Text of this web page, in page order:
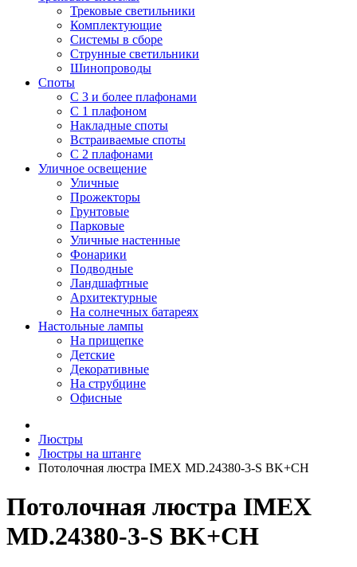
Трековые светильники
Комплектующие
Системы в сборе
Струнные светильники
Шинопроводы
Споты
С 3 и более плафонами
С 1 плафоном
Накладные споты
Встраиваемые споты
С 2 плафонами
Уличное освещение
Уличные
Прожекторы
Грунтовые
Парковые
Уличные настенные
Фонарики
Подводные
Ландшафтные
Архитектурные
На солнечных батареях
Настольные лампы
На прищепке
Детские
Декоративные
На струбцине
Офисные
Люстры
Люстры на штанге
Потолочная люстра IMEX MD.24380-3-S BK+CH
Потолочная люстра IMEX
MD.24380-3-S BK+CH